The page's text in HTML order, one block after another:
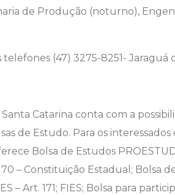
de Produção (noturno),
(47) 3275-8251- Jaraguá
Catarina conta com a
de Estudo. Para os
Bolsa de Estudos
– Constituição Estadual; Bolsa
– Art. 171; FIES; Bolsa para